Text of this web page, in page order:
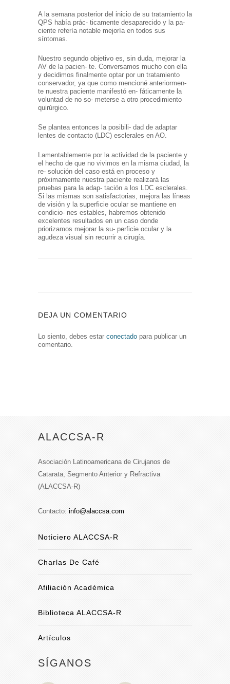
A la semana posterior del inicio de su tratamiento la
QPS había prác- ticamente desaparecido y la pa-
ciente refería notable mejoría en todos sus
síntomas.
Nuestro segundo objetivo es, sin duda, mejorar la
AV de la pacien- te. Conversamos mucho con ella
y decidimos finalmente optar por un tratamiento
conservador, ya que como mencioné anteriormen-
te nuestra paciente manifestó en- fáticamente la
voluntad de no so- meterse a otro procedimiento
quirúrgico.
Se plantea entonces la posibili- dad de adaptar
lentes de contacto (LDC) esclerales en AO.
Lamentablemente por la actividad de la paciente y
el hecho de que no vivimos en la misma ciudad, la
re- solución del caso está en proceso y
próximamente nuestra paciente realizará las
pruebas para la adap- tación a los LDC esclerales.
Si las mismas son satisfactorias, mejora las líneas
de visión y la superficie ocular se mantiene en
condicio- nes estables, habremos obtenido
excelentes resultados en un caso donde
priorizamos mejorar la su- perficie ocular y la
agudeza visual sin recurrir a cirugía.
DEJA UN COMENTARIO
Lo siento, debes estar conectado para publicar un
comentario.
ALACCSA-R
Asociación Latinoamericana de Cirujanos de
Catarata, Segmento Anterior y Refractiva
(ALACCSA-R)
Contacto: info@alaccsa.com
Noticiero ALACCSA-R
Charlas De Café
Afiliación Académica
Biblioteca ALACCSA-R
Artículos
SÍGANOS